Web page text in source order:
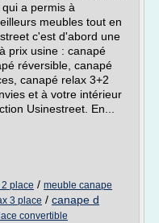
a permis à
meubles tout en
c'est d'abord une
prix usine : canapé
réversible, canapé
canapé relax 3+2
et à votre intérieur
Usinestreet. En...
place / meuble canape
3 place / canape d
convertible